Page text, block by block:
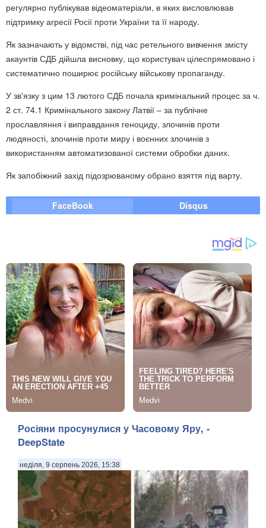
регулярно публікував відеоматеріали, в яких висловлював
підтримку агресії Росії проти України та її народу.
Як зазначають у відомстві, під час ретельного вивчення змісту
акаунтів СДБ дійшла висновку, що користувач цілеспрямовано і
систематично поширює російську військову пропаганду.
У зв'язку з цим 13 лютого СДБ почала кримінальний процес за ч.
2 ст. 74.1 Кримінального закону Латвії – за публічне
прославляння і виправдання геноциду, злочинів проти
людяності, злочинів проти миру і воєнних злочинів з
використанням автоматизованої системи обробки даних.
Як запобіжний захід підозрюваному обрано взяття під варту.
FaceBook Disqus
Росіяни просунулися у Часовому Яру, -
DeepState
неділя, 9 серпень 2026, 15:38